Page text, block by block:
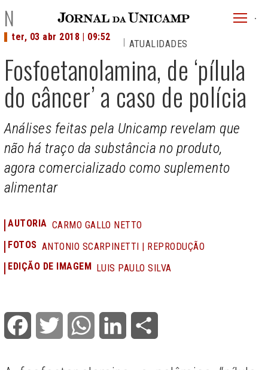
JU
NOTÍCIAS
Fosfoetanolamina, de ‘pílula
do câncer’ a caso de polícia
ter, 03 abr 2018 | 09:52
ATUALIDADES
Análises feitas pela Unicamp revelam que
não há traço da substância no produto,
agora comercializado como suplemento
alimentar
AUTORIA CARMO GALLO NETTO
FOTOS ANTONIO SCARPINETTI | REPRODUÇÃO
EDIÇÃO DE IMAGEM LUIS PAULO SILVA
Facebook Twitter WhatsApp LinkedIn